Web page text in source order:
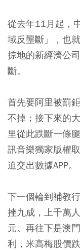
從去年11月起，
域反壟斷」，也
掠地的新經濟公
斷。
首先要阿里被罰
不掉；接下來的
里從此跌斷一條
訊音樂獨家版權
迫交出數據APP。
下一個輪到補教
挫九成，上千萬
元。再往下是澳
利，米高梅股價